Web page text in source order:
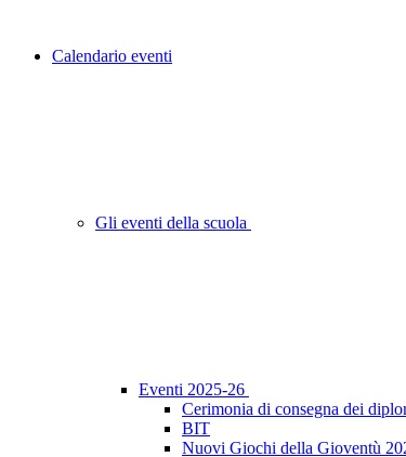
Calendario eventi
Gli eventi della scuola
Eventi 2025-26
Cerimonia di consegna dei
BIT
Nuovi Giochi della Gioventù